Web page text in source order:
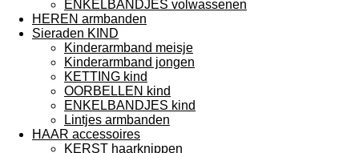
ENKELBANDJES volwassenen
HEREN armbanden
Sieraden KIND
Kinderarmband meisje
Kinderarmband jongen
KETTING kind
OORBELLEN kind
ENKELBANDJES kind
Lintjes armbanden
HAAR accessoires
KERST haarknippen